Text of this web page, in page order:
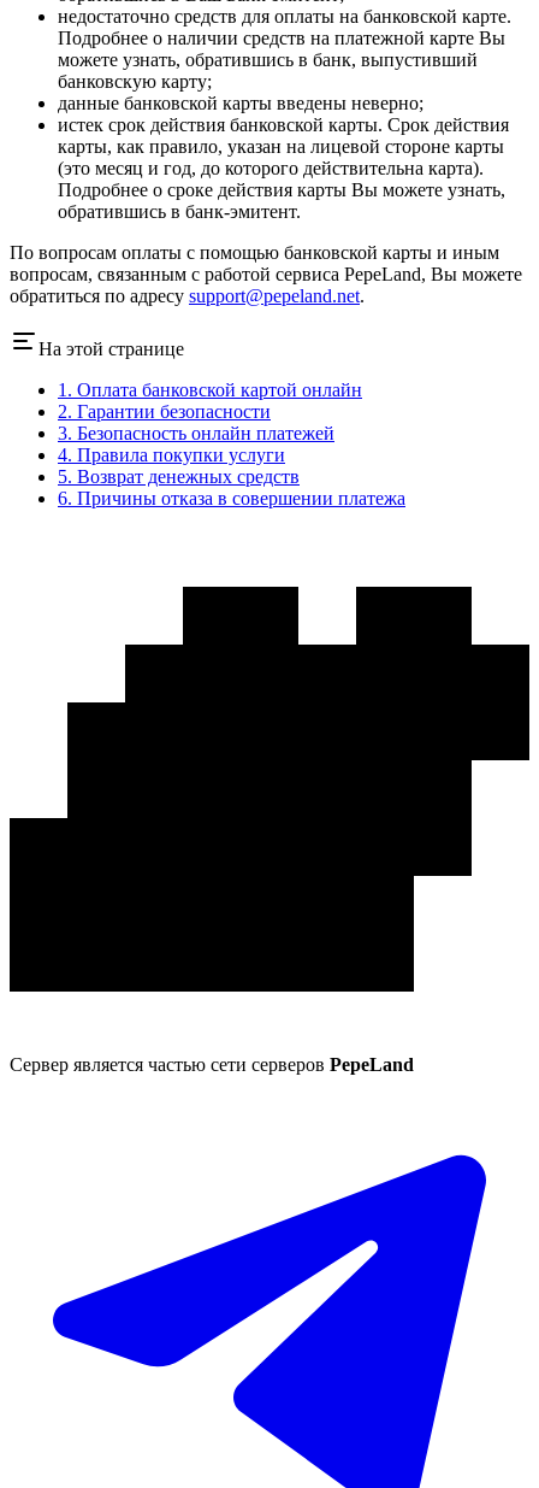
недостаточно средств для оплаты на банковской карте.
Подробнее о наличии средств на платежной карте Вы
можете узнать, обратившись в банк, выпустивший
банковскую карту;
данные банковской карты введены неверно;
истек срок действия банковской карты. Срок действия
карты, как правило, указан на лицевой стороне карты
(это месяц и год, до которого действительна карта).
Подробнее о сроке действия карты Вы можете узнать,
обратившись в банк-эмитент.
По вопросам оплаты с помощью банковской карты и иным
вопросам, связанным с работой сервиса PepeLand, Вы можете
обратиться по адресу support@pepeland.net.
На этой странице
1. Оплата банковской картой онлайн
2. Гарантии безопасности
3. Безопасность онлайн платежей
4. Правила покупки услуги
5. Возврат денежных средств
6. Причины отказа в совершении платежа
Сервер является частью сети серверов PepeLand